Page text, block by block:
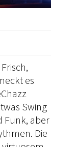
es
Swing
Funk, aber
Die